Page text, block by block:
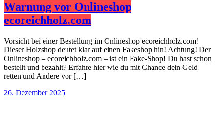
Warnung vor Onlineshop
ecoreichholz.com
Vorsicht bei einer Bestellung im Onlineshop ecoreichholz.com!
Dieser Holzshop deutet klar auf einen Fakeshop hin! Achtung! Der
Onlineshop – ecoreichholz.com – ist ein Fake-Shop! Du hast schon
bestellt und bezahlt? Erfahre hier wie du mit Chance dein Geld
retten und Andere vor […]
26. Dezember 2025